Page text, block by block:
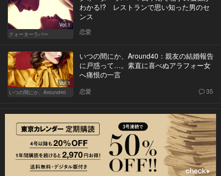
Vol.1
クォーターラバー
わかる!? レストランで思い知った男のセ
ンス
恋愛
Vol.1
いつの間にか、Around40
いつの間にか、Around40：親友の結婚報告
に戸惑って…。素直に喜べぬアラフォー女
へ痛恨の一言
恋愛 35